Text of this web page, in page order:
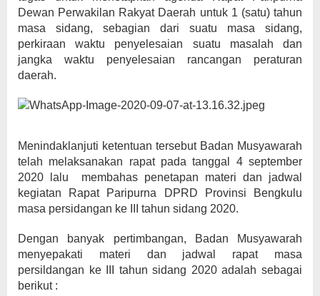
Dewan Perwakilan Rakyat Daerah untuk 1 (satu) tahun
masa sidang, sebagian dari suatu masa sidang,
perkiraan waktu penyelesaian suatu masalah dan
jangka waktu penyelesaian rancangan peraturan
daerah.
Menindaklanjuti ketentuan tersebut Badan Musyawarah
telah melaksanakan rapat pada tanggal 4 september
2020 lalu membahas penetapan materi dan jadwal
kegiatan Rapat Paripurna DPRD Provinsi Bengkulu
masa persidangan ke III tahun sidang 2020.
Dengan banyak pertimbangan, Badan Musyawarah
menyepakati materi dan jadwal rapat masa
persildangan ke III tahun sidang 2020 adalah sebagai
berikut :